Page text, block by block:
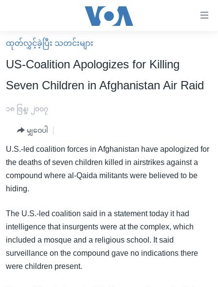
လွယ်ကူ
စေ
သည့်
များ
မူလစာမျက်နှာ
မြန်မာ
ကမ္ဘာ့သတင်းများ
နိုင်ငံတကာ
ဗွီဒီယို
ရပ်ဝန်းတခု လမ်းတခု အလွန်
အမေရိကန်သုံးအီဒီယံ
မကြေးမုံရဲ့ အင်္ဂလိပ်စာ
ရုပ်ရှင်ထဲက အင်္ဂလိပ်စာ
သုတပဒေသာ အင်္ဂလိပ်စာ
အပတ်စဉ်ကဏ္ဍများ
ရေဒီယို
တီဗွီ
ရေဒီယိုနှင့်ရုပ်သံ အချက်အလက်များ
ရေဒီယို/တီဗွီအစီအစဉ်
Learning English
ဗွီအိုအေ လူမှုကွန်ယက်များ
ထုတ်လွှင့်ခဲ့ပြီး သတင်းများ
US-Coalition Apologizes for Killing
Seven Children in Afghanistan Air Raid
၁၈ ဇြန္၊ ၂၀၀၇
မျှဝေပါ
U.S.-led coalition forces in Afghanistan have apologized for
the deaths of seven children killed in airstrikes against a
compound where al-Qaida militants were believed to be
hiding.
The U.S.-led coalition said in a statement today it had
intelligence that insurgents were at the complex, which
included a mosque and a religious school. It said
surveillance on the compound gave no indications there
were children present.